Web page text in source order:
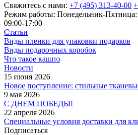
Свяжитесь с нами: +7 (495) 313-40-00
Режим работы: Понедельник-Пятница:
09:00-17:00
Статьи
Виды пленки для упаковки подарков
Виды подарочных коробок
Что такое кашпо
Новости
15 июня 2026
Новое поступление: стильные
9 мая 2026
С ДНЕМ ПОБЕДЫ!
22 апреля 2026
Специальные условия доставки для
Подписаться